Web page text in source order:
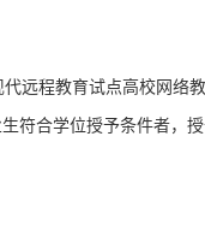
远程教育试点高校网络
符合学位授予条件者，授